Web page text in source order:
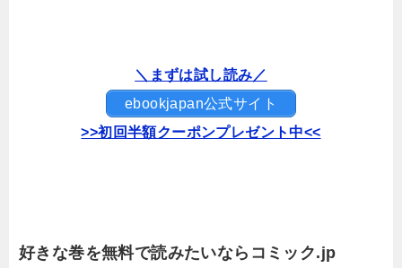
＼まずは試し読み／
ebookjapan公式サイト
>>初回半額クーポンプレゼント中<<
好きな巻を無料で読みたいならコミック.jp